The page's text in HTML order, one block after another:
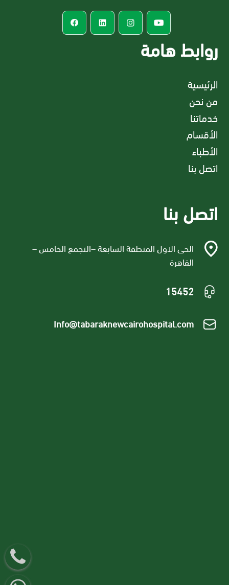
اتصل بنا
الحى الاول المنطقة السابعة –التجمع الخامس –
القاهرة
15452
Info@tabaraknewcairohospital.com
روابط هامة
الرئيسية
من نحن
خدماتنا
الأقسام
الأطباء
اتصل بنا